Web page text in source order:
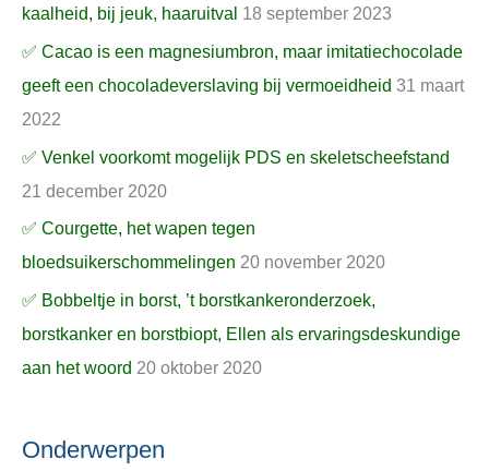
kaalheid, bij jeuk, haaruitval 18 september 2023
✅ Cacao is een magnesiumbron, maar imitatiechocolade
geeft een chocoladeverslaving bij vermoeidheid 31 maart
2022
✅ Venkel voorkomt mogelijk PDS en skeletscheefstand
21 december 2020
✅ Courgette, het wapen tegen
bloedsuikerschommelingen 20 november 2020
✅ Bobbeltje in borst, ’t borstkankeronderzoek,
borstkanker en borstbiopt, Ellen als ervaringsdeskundige
aan het woord 20 oktober 2020
Onderwerpen